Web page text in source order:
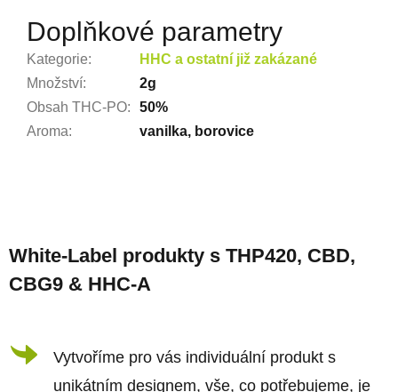
Doplňkové parametry
Kategorie:
HHC a ostatní již zakázané
Množství:
2g
Obsah THC-PO:
50%
Aroma: vanilka, borovice
á
p
a
White-Label produkty s THP420, CBD,
CBG9 & HHC-A
Vytvoříme pro vás individuální produkt s
unikátním designem, vše, co potřebujeme, je